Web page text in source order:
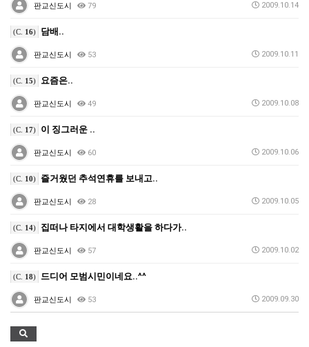
판교신도시 79 2009.10.14
(C. 16) 담배..
판교신도시 53 2009.10.11
(C. 15) 요즘은..
판교신도시 49 2009.10.08
(C. 17) 이 징그러운 ..
판교신도시 60 2009.10.06
(C. 10) 즐거웠던 추석연휴를 보내고..
판교신도시 28 2009.10.05
(C. 14) 집떠나 타지에서 대학생활을 하다가..
판교신도시 57 2009.10.02
(C. 18) 드디어 모범시민이네요..^^
판교신도시 53 2009.09.30